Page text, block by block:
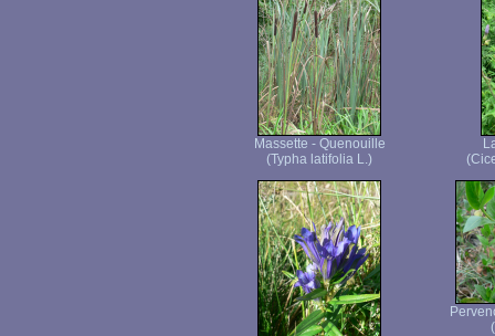
Massette - Quenouille
(Typha latifolia L.)